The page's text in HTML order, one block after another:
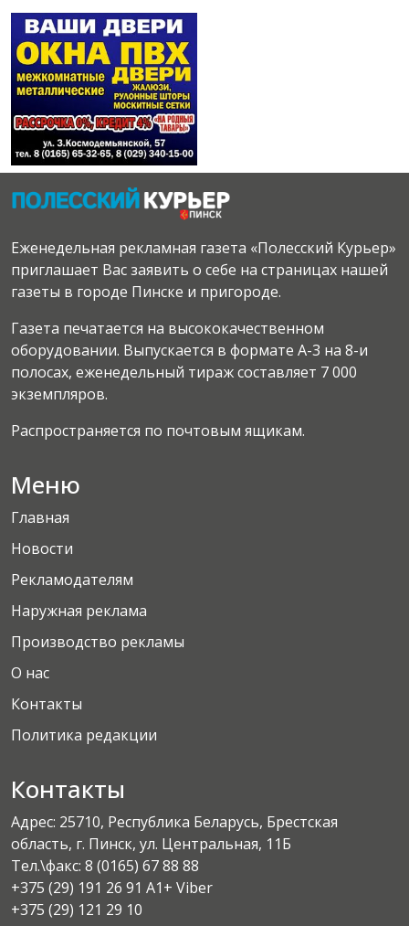
Еженедельная рекламная газета «Полесский Курьер»
приглашает Вас заявить о себе на страницах нашей
газеты в городе Пинске и пригороде.
Газета печатается на высококачественном
оборудовании. Выпускается в формате А-3 на 8-и
полосах, еженедельный тираж составляет 7 000
экземпляров.
Распространяется по почтовым ящикам.
Меню
Главная
Новости
Рекламодателям
Наружная реклама
Производство рекламы
О нас
Контакты
Политика редакции
Контакты
Адрес: 25710, Республика Беларусь, Брестская
область, г. Пинск, ул. Центральная, 11Б
Тел.\факс: 8 (0165) 67 88 88
+375 (29) 191 26 91 A1+ Viber
+375 (29) 121 29 10